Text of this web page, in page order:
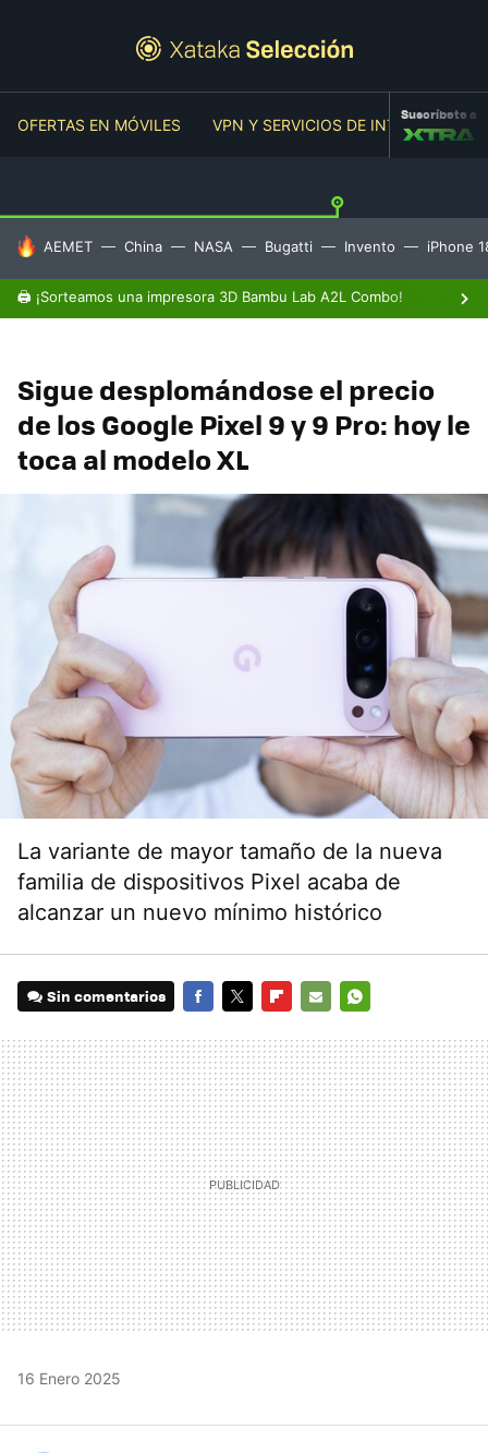
OFERTAS EN MÓVILES VPN Y SERVICIOS DE INTERNET
Suscríbete a
HOY SE HABLA DE
AEMET China NASA Bugatti Invento iPhone
🖨️ ¡Sorteamos una impresora 3D Bambu Lab A2L Combo!
Sigue desplomándose el precio
de los Google Pixel 9 y 9 Pro: hoy le
toca al modelo XL
La variante de mayor tamaño de la nueva
familia de dispositivos Pixel acaba de
alcanzar un nuevo mínimo histórico
Sin comentarios
MAIL
16 Enero 2025